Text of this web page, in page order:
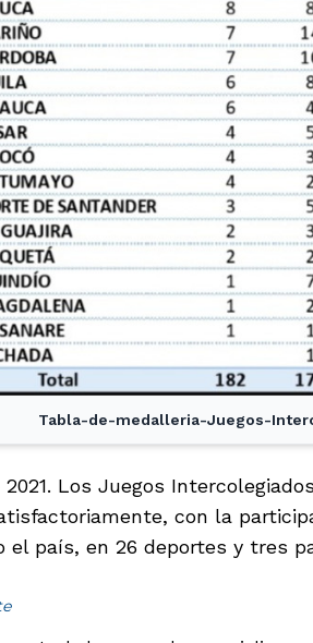
Tabla-de-medalleria-Juegos-
Los Juegos
con la
el país, en 26 deportes y tres